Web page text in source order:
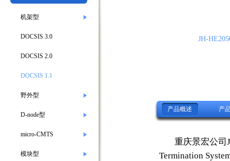
机架型
DOCSIS 3.0
DOCSIS 2.0
DOCSIS 1.1
野外型
D-node型
micro-CMTS
模块型
JH-
产品概述 产
重庆景宏公司
Termination